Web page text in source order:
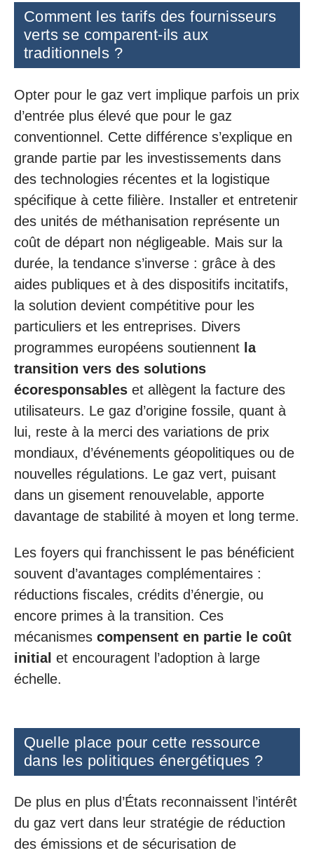
Comment les tarifs des fournisseurs
verts se comparent-ils aux
traditionnels ?
Opter pour le gaz vert implique parfois un prix
d’entrée plus élevé que pour le gaz
conventionnel. Cette différence s’explique en
grande partie par les investissements dans
des technologies récentes et la logistique
spécifique à cette filière. Installer et entretenir
des unités de méthanisation représente un
coût de départ non négligeable. Mais sur la
durée, la tendance s’inverse : grâce à des
aides publiques et à des dispositifs incitatifs,
la solution devient compétitive pour les
particuliers et les entreprises. Divers
programmes européens soutiennent la
transition vers des solutions
écoresponsables et allègent la facture des
utilisateurs. Le gaz d’origine fossile, quant à
lui, reste à la merci des variations de prix
mondiaux, d’événements géopolitiques ou de
nouvelles régulations. Le gaz vert, puisant
dans un gisement renouvelable, apporte
davantage de stabilité à moyen et long terme.
Les foyers qui franchissent le pas bénéficient
souvent d’avantages complémentaires :
réductions fiscales, crédits d’énergie, ou
encore primes à la transition. Ces
mécanismes compensent en partie le coût
initial et encouragent l’adoption à large
échelle.
Quelle place pour cette ressource
dans les politiques énergétiques ?
De plus en plus d’États reconnaissent l’intérêt
du gaz vert dans leur stratégie de réduction
des émissions et de sécurisation de